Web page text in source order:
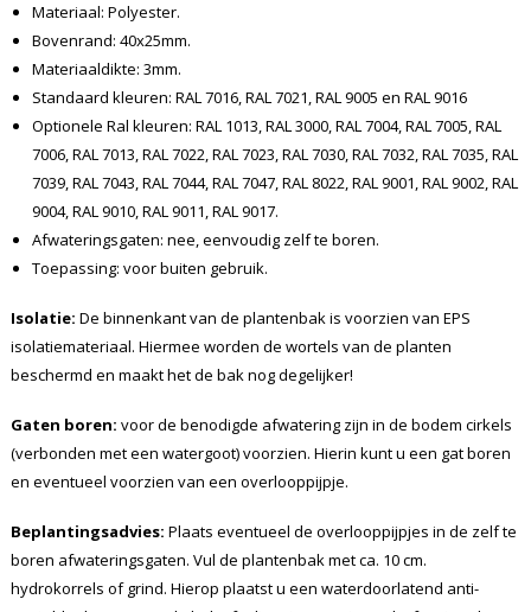
Materiaal: Polyester.
Bovenrand: 40x25mm.
Materiaaldikte: 3mm.
Standaard kleuren: RAL 7016, RAL 7021, RAL 9005 en RAL 9016
Optionele Ral kleuren: RAL 1013, RAL 3000, RAL 7004, RAL 7005, RAL
7006, RAL 7013, RAL 7022, RAL 7023, RAL 7030, RAL 7032, RAL 7035, RAL
7039, RAL 7043, RAL 7044, RAL 7047, RAL 8022, RAL 9001, RAL 9002, RAL
9004, RAL 9010, RAL 9011, RAL 9017.
Afwateringsgaten: nee, eenvoudig zelf te boren.
Toepassing: voor buiten gebruik.
Isolatie: De binnenkant van de plantenbak is voorzien van EPS
isolatiemateriaal. Hiermee worden de wortels van de planten
beschermd en maakt het de bak nog degelijker!
Gaten boren: voor de benodigde afwatering zijn in de bodem cirkels
(verbonden met een watergoot) voorzien. Hierin kunt u een gat boren
en eventueel voorzien van een overlooppijpje.
Beplantingsadvies: Plaats eventueel de overlooppijpjes in de zelf te
boren afwateringsgaten. Vul de plantenbak met ca. 10 cm.
hydrokorrels of grind. Hierop plaatst u een waterdoorlatend anti-